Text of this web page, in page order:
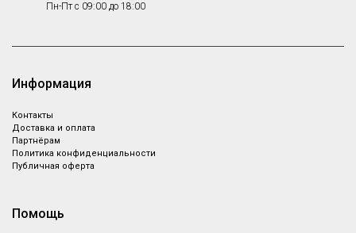
Пн-Пт с 09:00 до 18:00
Информация
Контакты
Доставка и оплата
Партнёрам
Политика конфиденциальности
Публичная оферта
Помощь